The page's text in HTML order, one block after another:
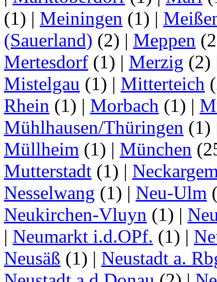
(1) | Meiningen (1) |
(Sauerland) (2) | Meppen
Mertesdorf (1) | Merzig (2)
Mistelgau (1) | Mitterteich
Rhein (1) | Morbach (1) |
Mühlhausen/Thüringen (1)
Müllheim (1) | München
Mutterstadt (1) |
Nesselwang (1) | Neu-Ulm
Neukirchen-Vluyn (1) |
| Neumarkt i.d.OPf. (1) |
Neusäß (1) | Neustadt a.